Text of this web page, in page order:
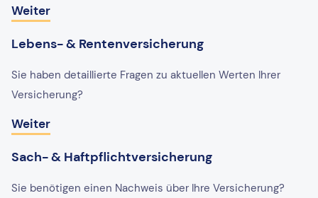
Weiter
Lebens- & Rentenversicherung
Sie haben detaillierte Fragen zu aktuellen Werten Ihrer
Versicherung?
Weiter
Sach- & Haftpflichtversicherung
Sie benötigen einen Nachweis über Ihre Versicherung?